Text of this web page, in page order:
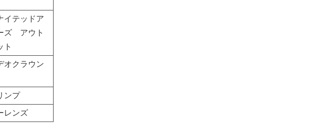
イテッドア
ズ アウト
ト
オクラウン
ンプ
レンズ